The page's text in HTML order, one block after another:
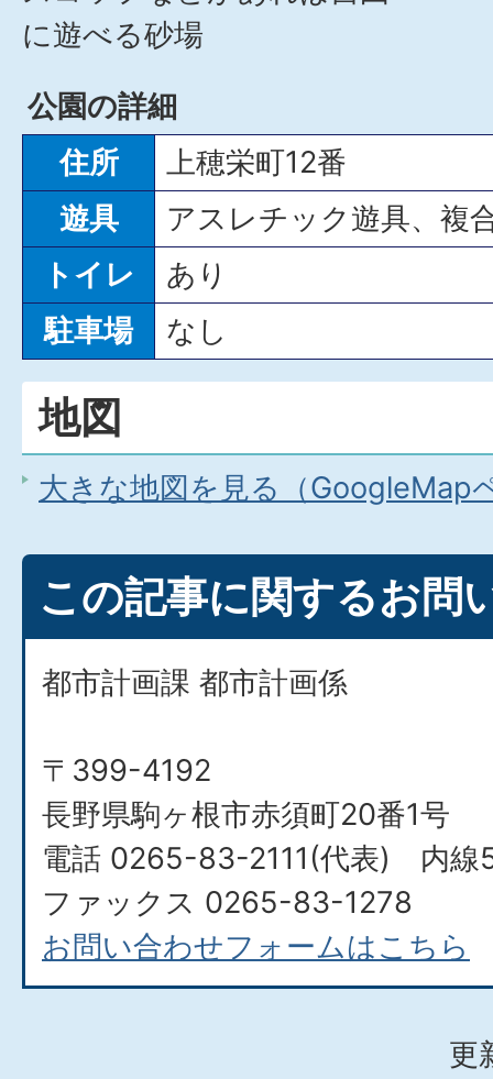
に遊べる砂場
公園の詳細
住所
上穂栄町12番
遊具
アスレチック遊具、複
トイレ
あり
駐車場
なし
地図
大きな地図を見る（GoogleMap
この記事に関するお問
都市計画課 都市計画係
〒399-4192
長野県駒ヶ根市赤須町20番1号
電話 0265-83-2111(代表) 内線
ファックス 0265-83-1278
お問い合わせフォームはこちら
更